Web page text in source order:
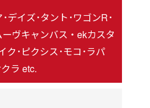
デイズ･タント･ワゴンR･
ヴキャンバス・ekカスタ
ク･ピクシス･モコ･ラパ
ラ etc.